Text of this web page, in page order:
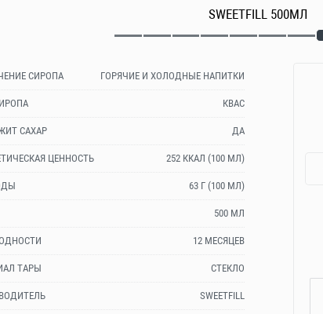
SWEETFILL 500МЛ
СИРОПА ГОРЯЧИЕ И ХОЛОДНЫЕ НАПИТКИ
КВАС
САХАР ДА
ЦЕННОСТЬ 252 ККАЛ (100 МЛ)
63 Г (100 МЛ)
500 МЛ
12 МЕСЯЦЕВ
ТАРЫ СТЕКЛО
SWEETFILL